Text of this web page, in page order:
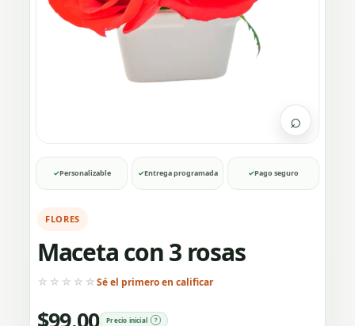
⌕
✓Personalizable ✓Entrega programada ✓Pago seguro
FLORES
Maceta con 3 rosas
☆☆☆☆☆Sé el primero en calificar
$99.00 Precio inicial